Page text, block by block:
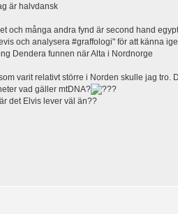
är halvdansk
och många andra fynd är second hand
och analysera #graffologi" för att känna
Dendera funnen när Alta i Nordnorge
varit relativt större i Norden skulle jag tro.
vad gäller mtDNA?
det Elvis lever väl än??